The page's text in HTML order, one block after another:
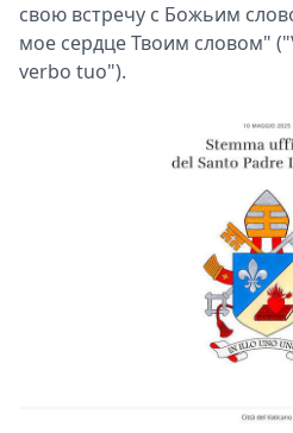
свою встречу с Божьим
мое сердце Твоим словом"
verbo tuo").